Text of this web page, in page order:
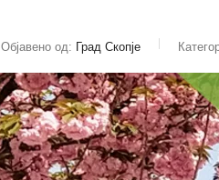
Објавено од: Град Скопје